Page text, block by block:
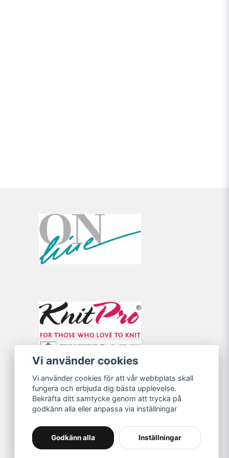
Vi använder cookies
Vi använder cookies för att vår webbplats skall
fungera och erbjuda dig bästa upplevelse.
Bekräfta ditt samtycke genom att trycka på
godkänn alla eller anpassa via inställningar
Godkänn alla Inställningar